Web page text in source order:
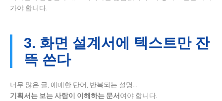
가야 합니다.
3. 화면 설계서에 텍스트만 잔
뜩 쓴다
너무 많은 글, 애매한 단어, 반복되는 설명…
기획서는 보는 사람이 이해하는 문서여야 합니다.